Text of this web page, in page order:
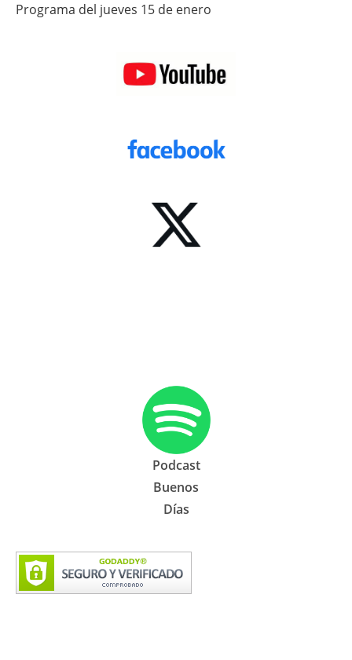
Programa del jueves 15 de enero
Podcast
Buenos
Días